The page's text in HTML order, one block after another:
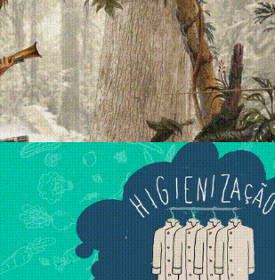
ISA – PL 191
Insalata